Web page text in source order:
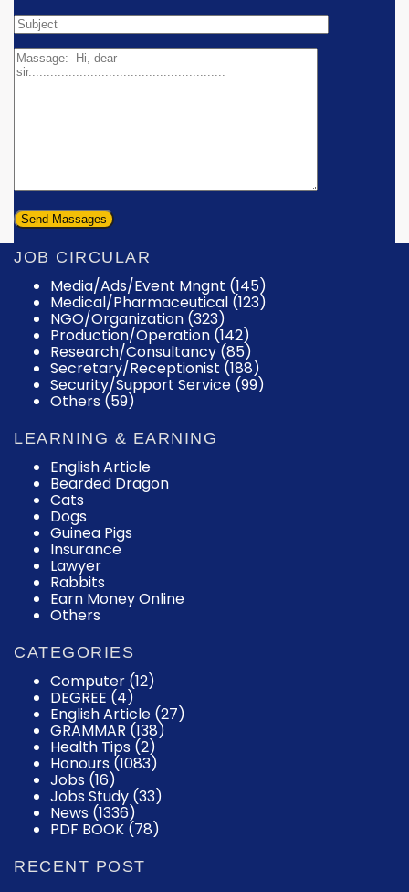
JOB CIRCULAR
Media/Ads/Event Mngnt (145)
Medical/Pharmaceutical (123)
NGO/Organization (323)
Production/Operation (142)
Research/Consultancy (85)
Secretary/Receptionist (188)
Security/Support Service (99)
Others (59)
LEARNING & EARNING
English Article
Bearded Dragon
Cats
Dogs
Guinea Pigs
Insurance
Lawyer
Rabbits
Earn Money Online
Others
CATEGORIES
Computer (12)
DEGREE (4)
English Article (27)
GRAMMAR (138)
Health Tips (2)
Honours (1083)
Jobs (16)
Jobs Study (33)
News (1336)
PDF BOOK (78)
RECENT POST